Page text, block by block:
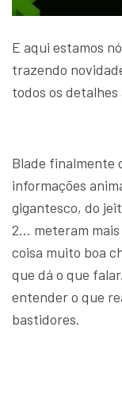
E aqui estamos
trazendo
todos os detalhes
Blade finalmente
informações
gigantesco, do
2… meteram
coisa muito boa
que dá o que
entender o que
bastidores.